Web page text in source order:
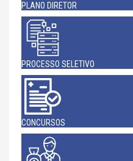
PLANO DIRETOR
PROCESSO SELETIVO
CONCURSOS